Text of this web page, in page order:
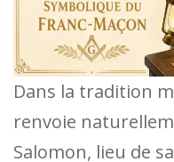
Dans la tradition
renvoie
Salomon, lieu de